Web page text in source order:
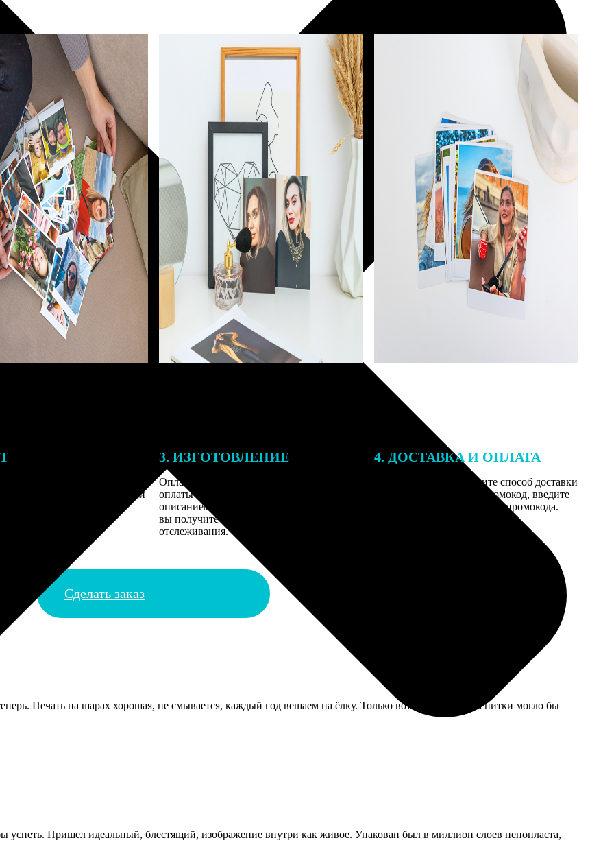
могут связаться с Вами
3. ИЗГОТОВЛЕНИЕ
Оплатите заказ банковской картой. После
оплаты получите подтверждение на email с
описанием заказа. Когда отправим заказ,
вы получите письмо с трек-номером для
отслеживания.
4. ДОСТАВКА И ОПЛАТА
Введите адрес и выберите способ доставки
заказа. Если у вас есть промокод, введите
его в специальное поле для промокода.
Сделать заказ
Печать на шарах хорошая, не смывается, каждый год вешаем на ёлку. Только вот крепление для нитки могло бы
успеть. Пришел идеальный, блестящий, изображение внутри как живое. Упакован был в миллион слоев пенопласта,